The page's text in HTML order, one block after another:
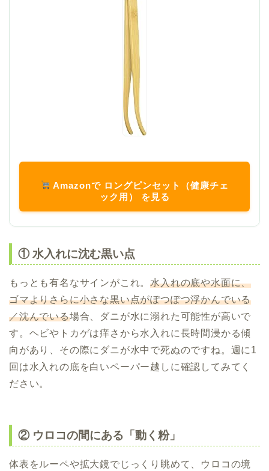
Amazonで ロングピンセット（健康チェ
ック用） を見る
① 水入れに沈む黒い点
もっとも有名なサインがこれ。水入れの底や水面に、
ゴマよりさらに小さな黒い点がぽつぽつ浮かんでいる
／沈んでいる場合、ダニが水に溺れた可能性が高いで
す。ヘビやトカゲは痒さから水入れに長時間浸かる傾
向があり、その際にダニが水中で死ぬのですね。週に1
回は水入れの底を白いペーパー越しに確認してみてく
ださい。
② ウロコの間にある「動く粉」
体表をルーペや拡大鏡でじっくり眺めて、ウロコの境